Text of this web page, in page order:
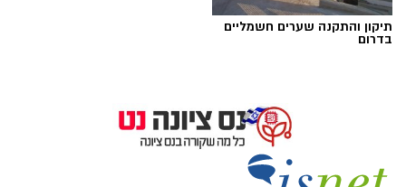
הצפרדע שנחשבה לנכחדת חוזרת לחולה: יותר
מ־250 עגולשונים שוחררו בטבע. סיפורו המרתק
של עגולשון שחור־גחון שכבר הוכרז כמין שנכחד
תיקון והתקנה שערים חשמליים
בדרום